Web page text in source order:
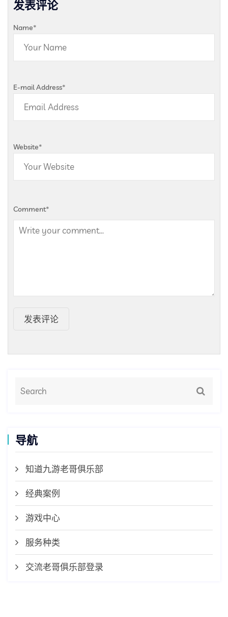
发表评论
Name*
E-mail Address*
Website*
Comment*
发表评论
导航
知道九游老哥俱乐部
经典案例
游戏中心
服务种类
交流老哥俱乐部登录